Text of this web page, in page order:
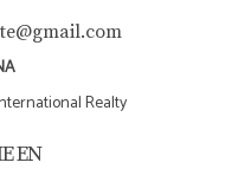
Realty
EN